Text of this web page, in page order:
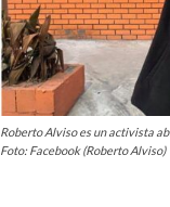
Roberto Alviso es un activista
Foto: Facebook (Roberto Alviso)